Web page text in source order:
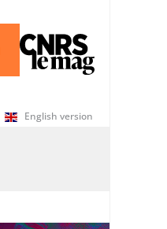
English version